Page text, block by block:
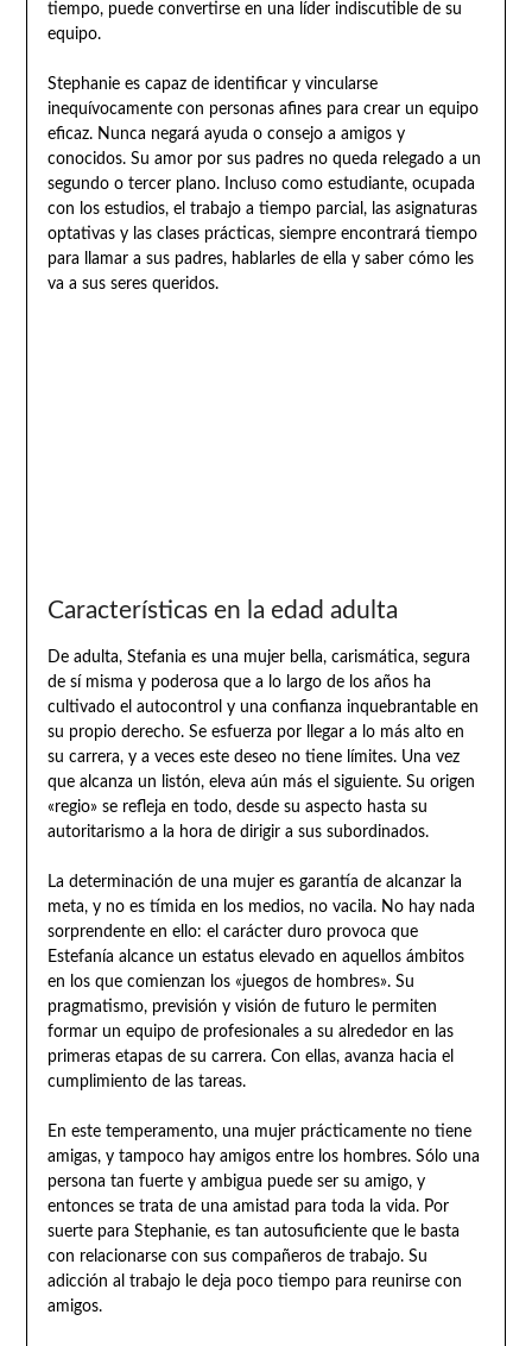
tiempo, puede convertirse en una líder indiscutible de su
equipo.
Stephanie es capaz de identificar y vincularse
inequívocamente con personas afines para crear un equipo
eficaz. Nunca negará ayuda o consejo a amigos y
conocidos. Su amor por sus padres no queda relegado a un
segundo o tercer plano. Incluso como estudiante, ocupada
con los estudios, el trabajo a tiempo parcial, las asignaturas
optativas y las clases prácticas, siempre encontrará tiempo
para llamar a sus padres, hablarles de ella y saber cómo les
va a sus seres queridos.
Características en la edad adulta
De adulta, Stefania es una mujer bella, carismática, segura
de sí misma y poderosa que a lo largo de los años ha
cultivado el autocontrol y una confianza inquebrantable en
su propio derecho. Se esfuerza por llegar a lo más alto en
su carrera, y a veces este deseo no tiene límites. Una vez
que alcanza un listón, eleva aún más el siguiente. Su origen
«regio» se refleja en todo, desde su aspecto hasta su
autoritarismo a la hora de dirigir a sus subordinados.
La determinación de una mujer es garantía de alcanzar la
meta, y no es tímida en los medios, no vacila. No hay nada
sorprendente en ello: el carácter duro provoca que
Estefanía alcance un estatus elevado en aquellos ámbitos
en los que comienzan los «juegos de hombres». Su
pragmatismo, previsión y visión de futuro le permiten
formar un equipo de profesionales a su alrededor en las
primeras etapas de su carrera. Con ellas, avanza hacia el
cumplimiento de las tareas.
En este temperamento, una mujer prácticamente no tiene
amigas, y tampoco hay amigos entre los hombres. Sólo una
persona tan fuerte y ambigua puede ser su amigo, y
entonces se trata de una amistad para toda la vida. Por
suerte para Stephanie, es tan autosuficiente que le basta
con relacionarse con sus compañeros de trabajo. Su
adicción al trabajo le deja poco tiempo para reunirse con
amigos.